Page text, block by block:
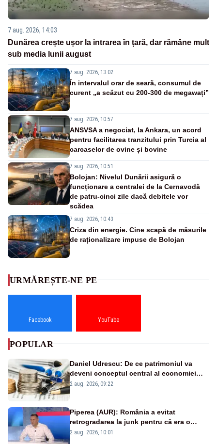
7 aug. 2026, 14:03
Dunărea crește ușor la intrarea în țară, dar rămâne mult
sub media lunii august
7 aug. 2026, 13:02
În intervalul orar de seară, consumul de
curent „a scăzut cu 200-300 de megawați”
7 aug. 2026, 10:57
ANSVSA a negociat, la Ankara, un acord
pentru facilitarea tranzitului prin Turcia al
carcaselor de ovine și bovine
7 aug. 2026, 10:51
Bolojan: Nivelul Dunării asigură o
funcționare a centralei de la Cernavodă
de patru-cinci zile dacă debitele vor
scădea
7 aug. 2026, 10:43
Criza din energie. Cine scapă de măsurile
de raționalizare impuse de Bolojan
URMĂREȘTE-NE PE
Facebook YouTube
POPULAR
Daniel Udrescu: De ce patrimoniul va
deveni conceptul central al economiei
viitoare?
2 aug. 2026, 09:22
Piperea (AUR): România a evitat
retrogradarea la junk pentru că era o
catastrofă pentru bănci și fondurile de
2 aug. 2026, 10:01